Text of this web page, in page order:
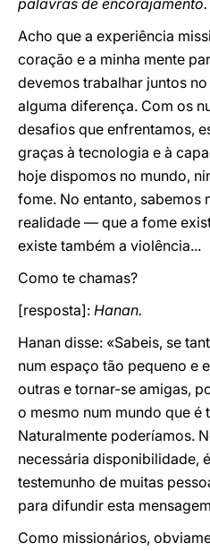
palavras de encorajamento.
Acho que a experiência
coração e a minha mente
devemos trabalhar juntos
alguma diferença. Com os
desafios que enfrentamos,
graças à tecnologia e à
hoje dispomos no mundo,
fome. No entanto, sabemos
realidade — que a fome
existe também a violência...
Como te chamas?
[resposta]: Hanan.
Hanan disse: «Sabeis, se
num espaço tão pequeno e
outras e tornar-se amigas,
o mesmo num mundo que é
Naturalmente poderíamos.
necessária disponibilidade,
testemunho de muitas
para difundir esta
Como missionários,